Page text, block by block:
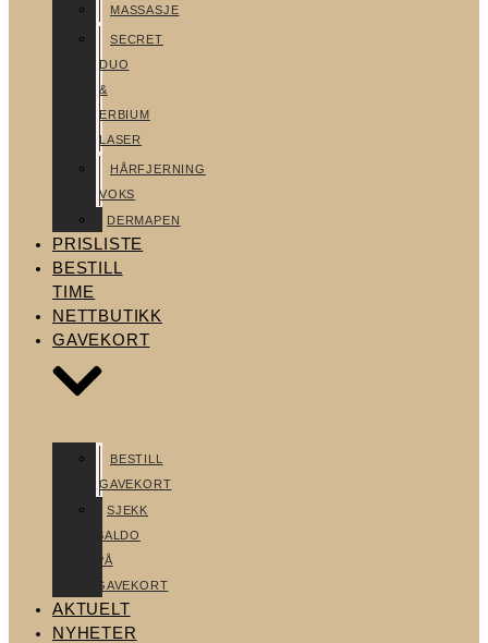
MASSASJE
SECRET
DUO
&
ERBIUM
LASER
HÅRFJERNING
VOKS
DERMAPEN
PRISLISTE
BESTILL
TIME
NETTBUTIKK
GAVEKORT
BESTILL
GAVEKORT
SJEKK
SALDO
PÅ
GAVEKORT
AKTUELT
NYHETER